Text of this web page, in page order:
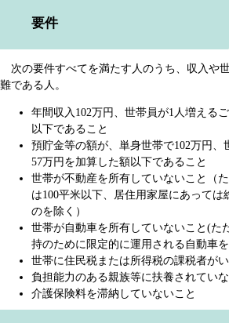
要件
次の要件すべてを満たす人のうち、収入や
難である人。
年間収入102万円、世帯員が1人増える
以下であること
預貯金等の額が、単身世帯で102万円、
57万円を加算した額以下であること
世帯が不動産を所有していないこと（
は100平米以下、居住用家屋にあっては
のを除く）
世帯が自動車を所有していないこと(た
持のために限定的に運用される自動車を
世帯に住民税または所得税の課税者が
負担能力のある親族等に扶養されてい
介護保険料を滞納していないこと